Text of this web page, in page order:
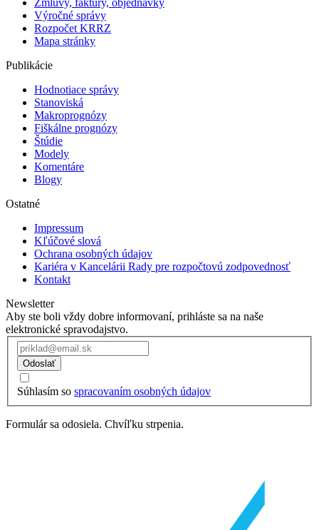
Výročné správy
Rozpočet KRRZ
Mapa stránky
Publikácie
Hodnotiace správy
Stanoviská
Makroprognózy
Fiškálne prognózy
Štúdie
Modely
Komentáre
Blogy
Ostatné
Impressum
Kľúčové slová
Ochrana osobných údajov
Kariéra v Kancelárii Rady pre rozpočtovú zodpovednosť
Kontakt
Newsletter
Aby ste boli vždy dobre informovaní, prihláste sa na naše
elektronické spravodajstvo.
Odoslať
Súhlasím so spracovaním osobných údajov
Formulár sa odosiela. Chvíľku strpenia.